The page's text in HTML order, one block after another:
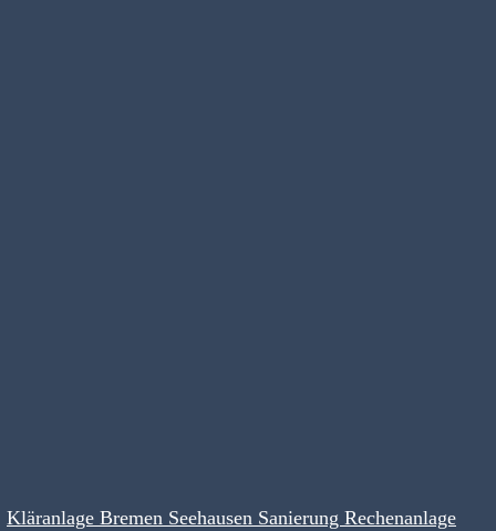
Kläranlage Bremen Seehausen Sanierung Rechenanlage